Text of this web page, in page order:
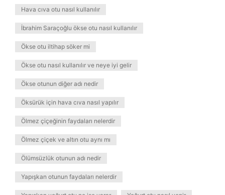
Hava cıva otu nasıl kullanılır
İbrahim Saraçoğlu ökse otu nasıl kullanılır
Ökse otu iltihap söker mi
Ökse otu nasıl kullanılır ve neye iyi gelir
Ökse otunun diğer adı nedir
Öksürük için hava cıva nasıl yapılır
Ölmez çiçeğinin faydaları nelerdir
Ölmez çiçek ve altın otu aynı mı
Ölümsüzlük otunun adı nedir
Yapışkan otunun faydaları nelerdir